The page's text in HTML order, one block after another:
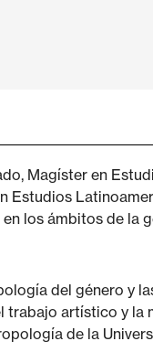
Magíster en
Estudios
los ámbitos de la
del género y
trabajo artístico y la
de la